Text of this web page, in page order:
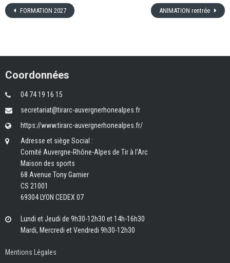
FORMATION 2027 ANIMATION rentrée
Coordonnées
04 74 19 16 15
secretariat@tirarc-auvergnerhonealpes.fr
https://www.tirarc-auvergnerhonealpes.fr/
Adresse et siège Social :
Comité Auvergne-Rhône-Alpes de Tir à l'Arc
Maison des sports
68 Avenue Tony Garnier
CS 21001
69304 LYON CEDEX 07
Lundi et Jeudi de 9h30-12h30 et 14h-16h30
Mardi, Mercredi et Vendredi 9h30-12h30
Mentions Légales